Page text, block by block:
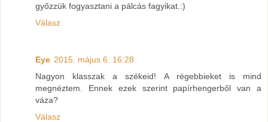
győzzük fogyasztani a pálcás fagyikat.:)
Válasz
Eye 2015. május 6. 16:28
Nagyon klasszak a székeid! A régebbieket is mind
megnéztem. Ennek ezek szerint papírhengerből van a
váza?
Válasz